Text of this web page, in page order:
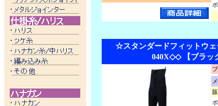
☆スタンダードフィットウェ
040X◇◇ 【ブラッ